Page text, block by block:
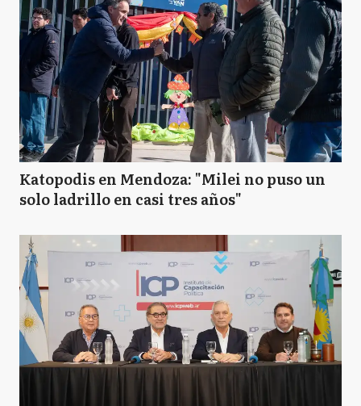
Katopodis en Mendoza: "Milei no puso un
solo ladrillo en casi tres años"